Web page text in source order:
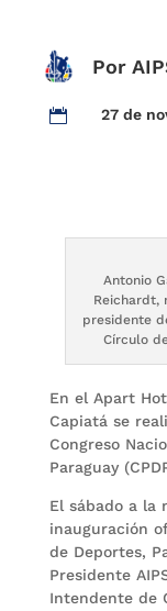
Por
 27 de
Antonio
Reichardt,
presidente
Círculo
En el Apart
Capiatá se
Congreso
Paraguay
El sábado a la
inauguración
de Deportes,
Presidente
Intendente de